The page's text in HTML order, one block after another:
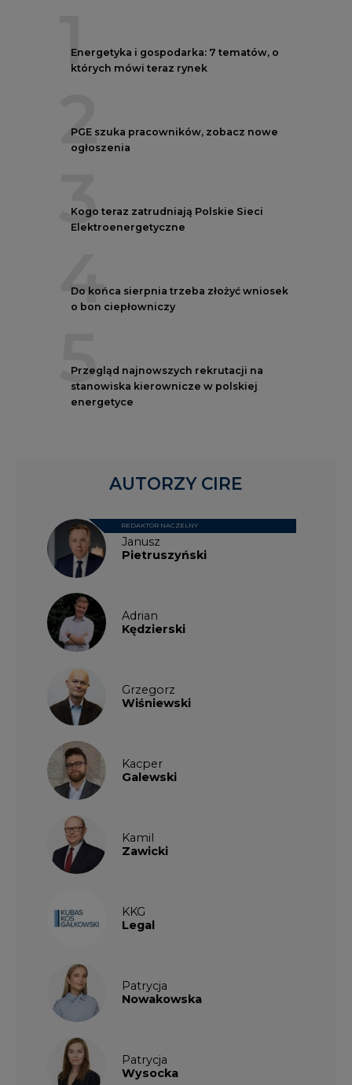
1
Energetyka i gospodarka: 7 tematów, o
których mówi teraz rynek
2
PGE szuka pracowników, zobacz nowe
ogłoszenia
3
Kogo teraz zatrudniają Polskie Sieci
Elektroenergetyczne
4
Do końca sierpnia trzeba złożyć wniosek
o bon ciepłowniczy
5
Przegląd najnowszych rekrutacji na
stanowiska kierownicze w polskiej
energetyce
Janusz
Pietruszyński
REDAKTOR NACZELNY
Adrian
Kędzierski
Grzegorz
Wiśniewski
Kacper
Galewski
Kamil
Zawicki
KKG
Legal
Patrycja
Nowakowska
Patrycja
Wysocka
AUTORZY CIRE